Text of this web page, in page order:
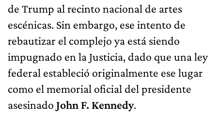
de Trump al recinto nacional de artes
escénicas. Sin embargo, ese intento de
rebautizar el complejo ya está siendo
impugnado en la Justicia, dado que una ley
federal estableció originalmente ese lugar
como el memorial oficial del presidente
asesinado John F. Kennedy.